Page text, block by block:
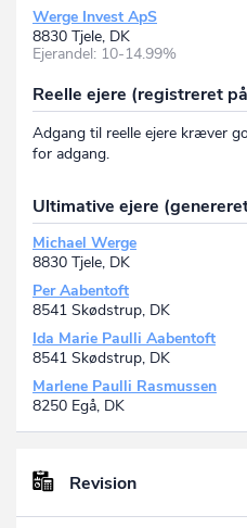
Werge Invest ApS
8830 Tjele, DK
Ejerandel: 10-14.99%
Reelle ejere (registreret
Adgang til reelle ejere kræver
for adgang.
Ultimative ejere
Michael Werge
8830 Tjele, DK
Per Aabentoft
8541 Skødstrup, DK
Ida Marie Paulli Aabentoft
8541 Skødstrup, DK
Marlene Paulli Rasmussen
8250 Egå, DK
Revision